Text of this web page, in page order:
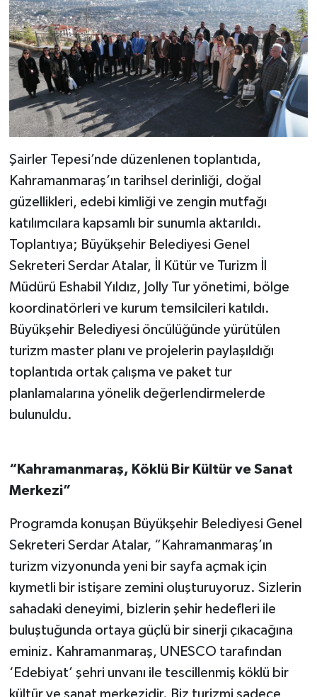
Şairler Tepesi’nde düzenlenen toplantıda,
Kahramanmaraş’ın tarihsel derinliği, doğal
güzellikleri, edebi kimliği ve zengin mutfağı
katılımcılara kapsamlı bir sunumla aktarıldı.
Toplantıya; Büyükşehir Belediyesi Genel
Sekreteri Serdar Atalar, İl Kütür ve Turizm İl
Müdürü Eshabil Yıldız, Jolly Tur yönetimi, bölge
koordinatörleri ve kurum temsilcileri katıldı.
Büyükşehir Belediyesi öncülüğünde yürütülen
turizm master planı ve projelerin paylaşıldığı
toplantıda ortak çalışma ve paket tur
planlamalarına yönelik değerlendirmelerde
bulunuldu.
“Kahramanmaraş, Köklü Bir Kültür ve Sanat
Merkezi”
Programda konuşan Büyükşehir Belediyesi Genel
Sekreteri Serdar Atalar, “Kahramanmaraş’ın
turizm vizyonunda yeni bir sayfa açmak için
kıymetli bir istişare zemini oluşturuyoruz. Sizlerin
sahadaki deneyimi, bizlerin şehir hedefleri ile
buluştuğunda ortaya güçlü bir sinerji çıkacağına
eminiz. Kahramanmaraş, UNESCO tarafından
‘Edebiyat’ şehri unvanı ile tescillenmiş köklü bir
kültür ve sanat merkezidir. Biz turizmi sadece